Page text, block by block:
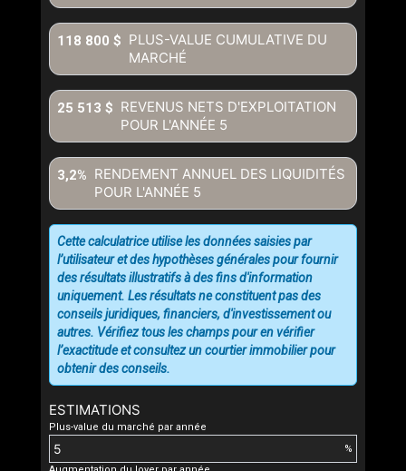
PLUS-VALUE CUMULATIVE DU
MARCHÉ
118 800 $
REVENUS NETS D'EXPLOITATION
POUR L'ANNÉE 5
25 513 $
RENDEMENT ANNUEL DES LIQUIDITÉS
POUR L'ANNÉE 5
3,2%
ESTIMATIONS
Plus-value du marché par année
%
Cette calculatrice utilise les données saisies par
l’utilisateur et des hypothèses générales pour fournir
des résultats illustratifs à des fins d'information
uniquement. Les résultats ne constituent pas des
conseils juridiques, financiers, d'investissement ou
autres. Vérifiez tous les champs pour en vérifier
l’exactitude et consultez un courtier immobilier pour
obtenir des conseils.